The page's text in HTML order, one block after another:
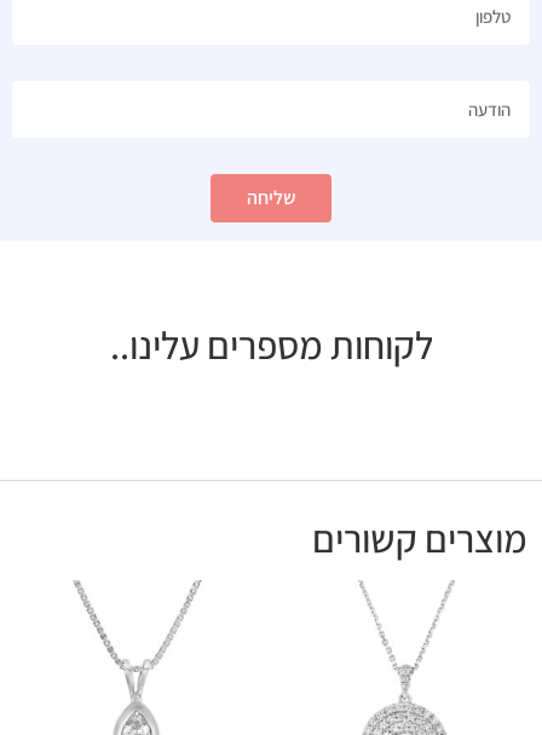
שליחה
לקוחות מספרים עלינו..
מוצרים קשורים